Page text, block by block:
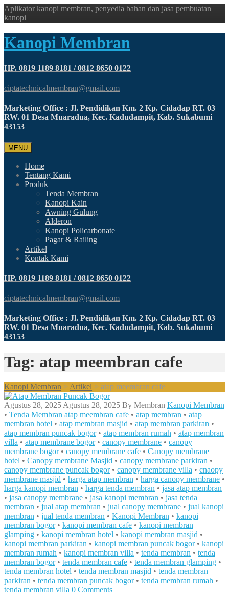
Aplikator kanopi membran, penyedia bahan dan jasa pembuatan
kanopi
Kanopi Membran
HP. 0819 1189 8181 / 0812 8650 0122
ciptatechnicalmembran@gmail.com
Marketing Office : Jl. Pendidikan Km. 2 Kp. Cidadap RT. 03
RW. 01 Desa Muaradua, Kec. Kadudampit, Kab. Sukabumi
43153
MENU
Home
Tentang Kami
Produk
Tenda Membran
Kanopi Kain
Awning Gulung
Alderon
Kanopi Policarbonate
Pagar & Railing
Artikel
Kontak Kami
HP. 0819 1189 8181 / 0812 8650 0122
ciptatechnicalmembran@gmail.com
Marketing Office : Jl. Pendidikan Km. 2 Kp. Cidadap RT. 03
RW. 01 Desa Muaradua, Kec. Kadudampit, Kab. Sukabumi
43153
Tag: atap meembran cafe
Kanopi Membran > Artikel > atap meembran cafe
Agustus 28, 2025 Agustus 28, 2025 By Membran Kanopi Membran
• Tenda Membran atap meembran cafe • atap membran • atap
membran hotel • atap membran masjid • atap membran parkiran •
atap membran puncak bogor• atap membran rumah • atap membran
villa • atap membrane bogor• canopy membrane • canopy
membrane bogor• canopy membrane cafe • Canopy membrane
hotel • Canopy membrane Masjid • canopy membrane parkiran •
canopy membrane puncak bogor• canopy membrane villa • cnaopy
membrane masjid • harga atap membran • harga canopy membrane •
harga kanopi membran • harga tenda membran • jasa atap membran
• jasa canopy membrane • jasa kanopi membran • jasa tenda
membran • jual atap membran • jual canopy membrane • jual kanopi
membran • jual tenda membran • Kanopi Membran • kanopi
membran bogor• kanopi membran cafe • kanopi membran
glamping • kanopi membran hotel • kanopi membran masjid •
kanopi membran parkiran • kanopi membran puncak bogor• kanopi
membran rumah • kanopi membran villa • tenda membran • tenda
membran bogor• tenda membran cafe • tenda membran glamping •
tenda membran hotel • tenda membran masjid • tenda membran
parkiran • tenda membran puncak bogor• tenda membran rumah •
tenda membran villa 0 Comments